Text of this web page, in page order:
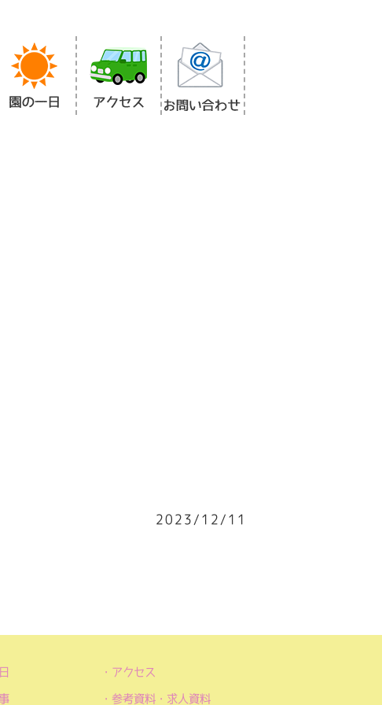
2023/12/11
アクセス
参考資料・求人資料